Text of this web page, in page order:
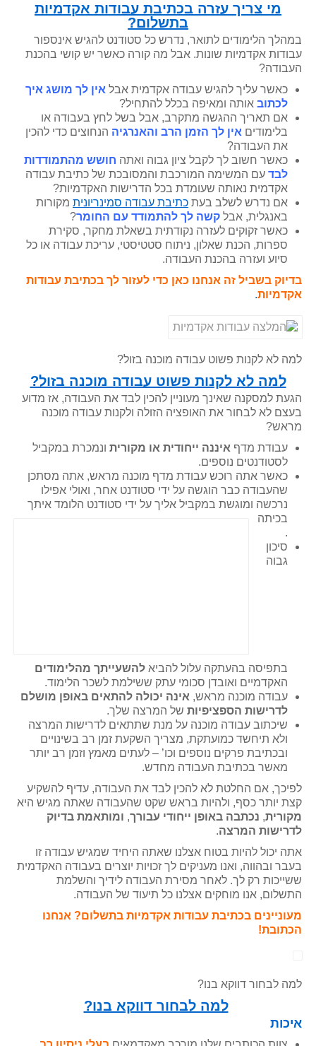
מי צריך עזרה בכתיבת עבודות אקדמיות
בתשלום?
במהלך הלימודים לתואר, נדרש כל סטודנט להגיש אינספור
עבודות אקדמיות שונות. אבל מה קורה כאשר יש קושי בהכנת
העבודה?
כאשר עליך להגיש עבודה אקדמית אבל אין לך מושג איך
לכתוב אותה ומאיפה בכלל להתחיל?
אם תאריך ההגשה מתקרב, אבל בשל לחץ בעבודה או
בלימודים אין לך הזמן הרב והאנרגיה הנחוצים כדי להכין
את העבודה?
כאשר חשוב לך לקבל ציון גבוה ואתה חושש מהתמודדות
לבד עם המשימה המורכבת והמסובכת של כתיבת עבודה
אקדמית נאותה שעומדת בכל הדרישות האקדמיות?
אם נדרש לשלב בעת כתיבת עבודה סמינריונית מקורות
באנגלית, אבל קשה לך להתמודד עם החומר?
כאשר זקוקים לעזרה נקודתית בשאלת מחקר, סקירת
ספרות, הכנת שאלון, ניתוח סטטיסטי, עריכת עבודה או כל
סיוע ועזרה בהכנת העבודה.
בדיוק בשביל זה אנחנו כאן כדי לעזור לך בכתיבת עבודות
אקדמיות.
למה לא לקנות פשוט עבודה מוכנה בזול?
למה לא לקנות פשוט עבודה מוכנה בזול?
הגעת למסקנה שאינך מעוניין להכין לבד את העבודה, אז מדוע
בעצם לא לבחור את האופציה הזולה ולקנות עבודה מוכנה
מראש?
עבודת מדף איננה ייחודית או מקורית ונמכרת במקביל
לסטודנטים נוספים.
כאשר אתה רוכש עבודת מדף מוכנה מראש, אתה מסתכן
שהעבודה כבר הוגשה על ידי סטודנט אחר, ואולי אפילו
נרכשה ומוגשת במקביל אליך על ידי סטודנט הלומד איתך
בכיתה
.
סיכון
גבוה
בתפיסה בהעתקה עלול להביא להשעייתך מהלימודים
האקדמיים ואובדן סכומי עתק ששילמת לשכר הלימוד.
עבודה מוכנה מראש, אינה יכולה להתאים באופן מושלם
לדרישות הספציפיות של המרצה שלך.
שיכתוב עבודה מוכנה על מנת שתתאים לדרישות המרצה
ולא תיחשד כמועתקת, מצריך השקעת זמן רב בשינויים
ובכתיבת פרקים נוספים וכו’ – לעתים מאמץ וזמן רב יותר
מאשר בכתיבת העבודה מחדש.
לפיכך, אם החלטת לא להכין לבד את העבודה, עדיף להשקיע
קצת יותר כסף, ולהיות בראש שקט שהעבודה שאתה מגיש היא
מקורית, נכתבה באופן ייחודי עבורך, ומותאמת בדיוק
לדרישות המרצה.
אתה יכול להיות בטוח אצלנו שאתה היחיד שמגיש עבודה זו
בעבר ובהווה, ואנו מעניקים לך זכויות יוצרים בעבודה האקדמית
ששייכות רק לך. לאחר מסירת העבודה לידיך והשלמת
התשלום, אנו מוחקים אצלנו כל תיעוד של העבודה.
מעוניינים בכתיבת עבודות אקדמיות בתשלום? אנחנו
הכתובת!
למה לבחור דווקא בנו?
למה לבחור דווקא בנו?
איכות